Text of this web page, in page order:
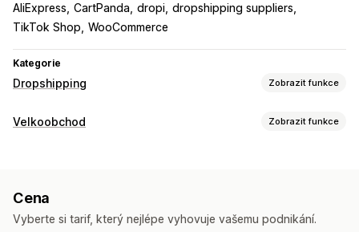
AliExpress CartPanda dropi dropshipping suppliers
TikTok Shop WooCommerce
Kategorie
Dropshipping Zobrazit funkce
Produkty, které můžete prodávat
Sportovní zboží
Firmy a kancelář
Velkoobchod Zobrazit funkce
Uzamykání cen
Cena
Vyberte si tarif, který nejlépe vyhovuje vašemu podnikání.